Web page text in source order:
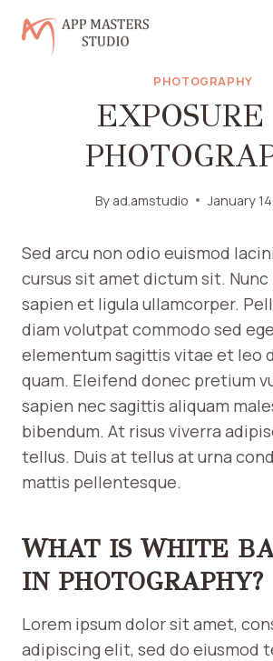
PHOTOGRAPHY
By ad.amstudio January
Sed arcu non odio euismod
cursus sit amet dictum sit. Nunc
sapien et ligula ullamcorper.
diam volutpat commodo sed
elementum sagittis vitae et leo
quam. Eleifend donec pretium
sapien nec sagittis aliquam
bibendum. At risus viverra
tellus. Duis at tellus at urna
mattis pellentesque.
WHAT IS WHITE
IN PHOTOGRAPHY?
Lorem ipsum dolor sit amet,
adipiscing elit, sed do eiusmod